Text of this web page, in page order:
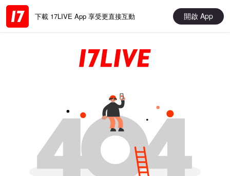
下載 17LIVE App 享受更直接互動 開啟 App